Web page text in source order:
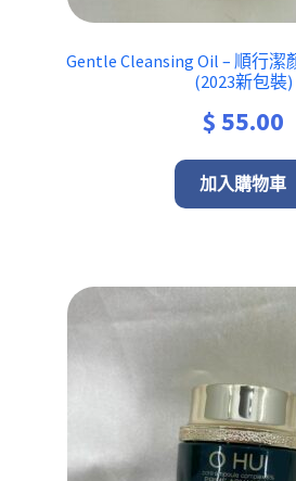
Gentle Cleansing Oil – 順行
(2023新包裝)
$55.00
加入購物車